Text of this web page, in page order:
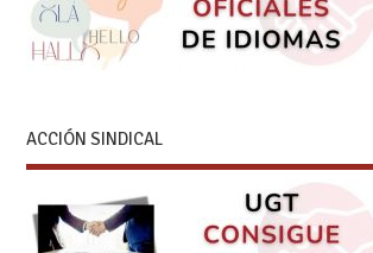
ACCIÓN SINDICAL